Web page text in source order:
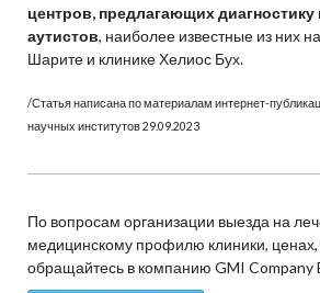
центров, предлагающих
аутистов, наиболее известные из них
Шарите и клинике Хелиос Бух.
/Статья написана по материалам интернет-
научных институтов 29.09.2023
По вопросам организации выезда на
медицинскому профилю клиники, ценах,
обращайтесь в компанию GMI Company